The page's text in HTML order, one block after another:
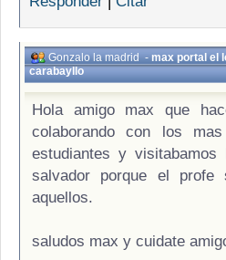
Gonzalo la madrid-max portal el
carabayllo
Hola amigo max que
colaborando con los
estudiantes y
salvador porque el profe
aquellos.
saludos max y cuidate